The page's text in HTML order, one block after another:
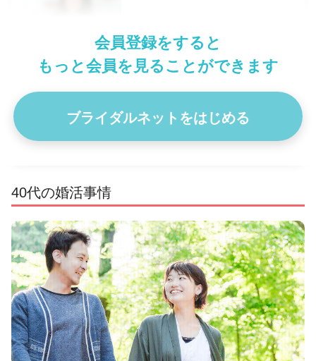
4
休日土日祝
結婚希望時期1年以内
はじめまして！ プロフィールに目を留めていただき、ありがとうご
ざいます🙇 大学時代は台湾に留学しており、中国語での日…
会員登録をすると
もっと会員を見ることができます
ブライダルネットをはじめる
40代の婚活事情